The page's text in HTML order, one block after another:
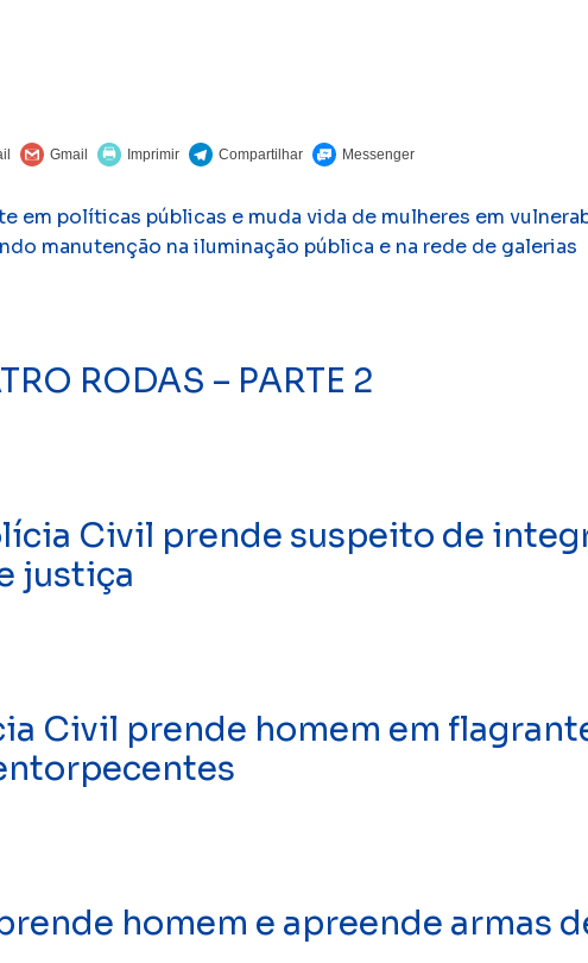
em políticas públicas e muda vida de mulheres em
manutenção na iluminação pública e na rede de galerias
RODAS – PARTE 2
Civil prende suspeito de
justiça
Civil prende homem em
homem e apreende armas